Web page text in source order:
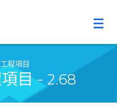
程項目
目 - 2.68